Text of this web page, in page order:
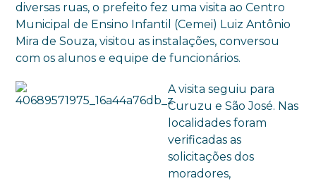
diversas ruas, o prefeito fez uma visita ao Centro
Municipal de Ensino Infantil (Cemei) Luiz Antônio
Mira de Souza, visitou as instalações, conversou
com os alunos e equipe de funcionários.
A visita seguiu para
Curuzu e São José. Nas
localidades foram
verificadas as
solicitações dos
moradores,